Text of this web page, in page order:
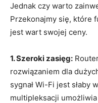
Jednak czy warto
Przekonajmy się, które
jest wart swojej ceny.
1. Szeroki zasięg:
rozwiązaniem dla
sygnał Wi-Fi jest słaby
multipleksacji umożliwia